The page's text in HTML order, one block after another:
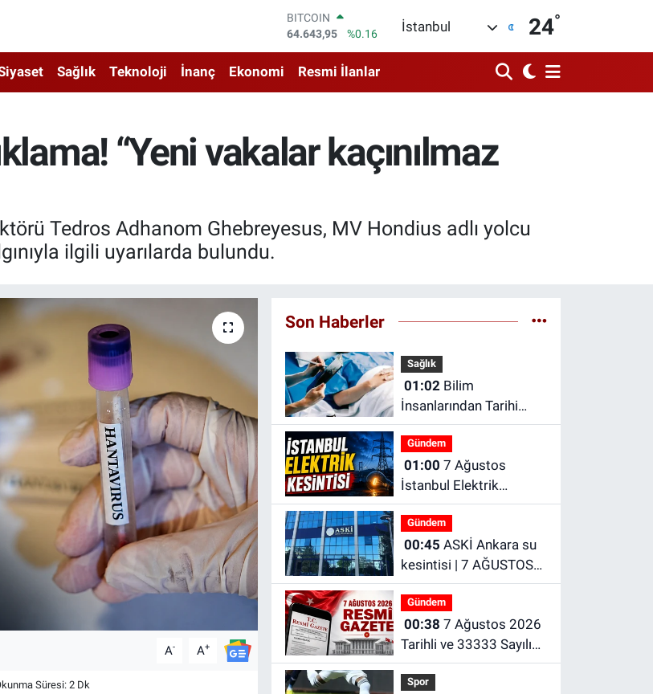
DOLAR
47,6704
%0
EURO
55,0406
%-0.08
BİST100
13.799
%70
İstanbul 24°
Sağlık Teknoloji İnanç Ekonomi Resmi İlanlar
“Yeni vakalar kaçınılmaz
Tedros Adhanom Ghebreyesus, MV Hondius adlı yolcu
ilgili uyarılarda bulundu.
A- A+
Süresi: 2 Dk
Son Haberler
Sağlık
01:02Bilim
İnsanlarından Tarihi
Buluş! Kanseri Yenecek
Yöntem Bulundu
Gündem
01:00
İstanbul Elektrik
Kesintisi | Ayedaş
İstanbul elektrik
kesintisi | Bedaş
İstanbul elektrik
kesintisi
Gündem
00:45
kesintisi | 7 AĞUSTOS
ANKARA SU KESİNTİSİ
Gündem
00:38
Tarihli ve 33333 Sayılı
Resmî Gazete
Spor